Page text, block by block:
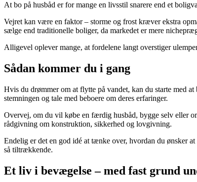
At bo på husbåd er for mange en livsstil snarere end et
Vejret kan være en faktor – storme og frost kræver ekstra
sælge end traditionelle boliger, da markedet er mere
Alligevel oplever mange, at fordelene langt overstiger
Sådan kommer du i gang
Hvis du drømmer om at flytte på vandet, kan du starte med
stemningen og tale med beboere om deres erfaringer.
Overvej, om du vil købe en færdig husbåd, bygge selv eller
rådgivning om konstruktion, sikkerhed og lovgivning.
Endelig er det en god idé at tænke over, hvordan du ønsker
så tiltrækkende.
Et liv i bevægelse – med fast grund